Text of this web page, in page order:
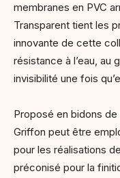
membranes en PVC
Transparent tient les
innovante de cette
résistance à l’eau, au
invisibilité une fois
Proposé en bidons
Griffon peut être
pour les réalisations
préconisé pour la